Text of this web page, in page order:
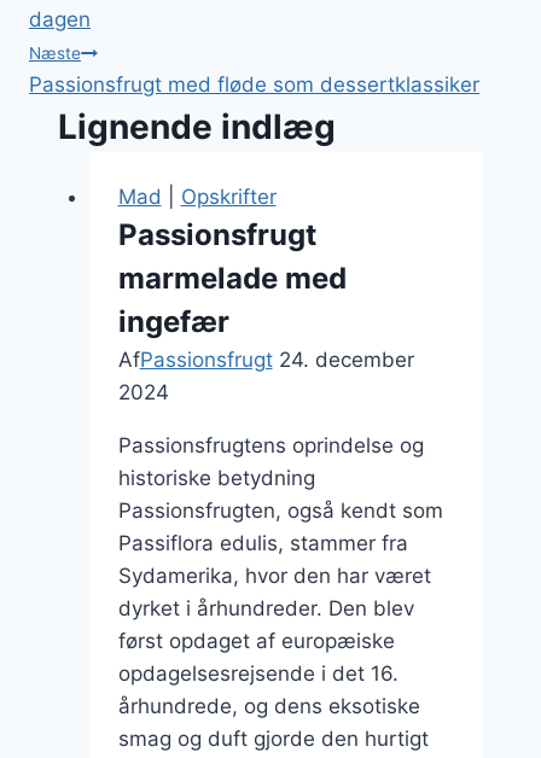
dagen
Næste
Passionsfrugt med fløde som dessertklassiker
Lignende indlæg
Mad Opskrifter
Passionsfrugt
marmelade med
ingefær
AfPassionsfrugt 24. december
2024
Passionsfrugtens oprindelse og
historiske betydning
Passionsfrugten, også kendt som
Passiflora edulis, stammer fra
Sydamerika, hvor den har været
dyrket i århundreder. Den blev
først opdaget af europæiske
opdagelsesrejsende i det 16.
århundrede, og dens eksotiske
smag og duft gjorde den hurtigt